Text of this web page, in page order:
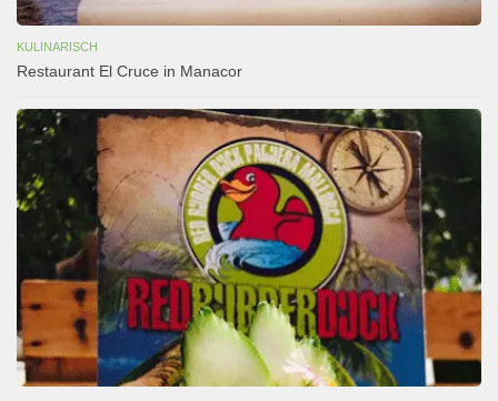
KULINARISCH
Restaurant El Cruce in Manacor